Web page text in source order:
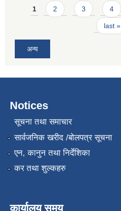
Pages
1 2 3 4
last »
अन्य
Notices
सूचना तथा समाचार
सार्वजनिक खरीद /बोलपत्र सूचना
एन, कानुन तथा निर्देशिका
कर तथा शुल्कहरु
कार्यालय समय